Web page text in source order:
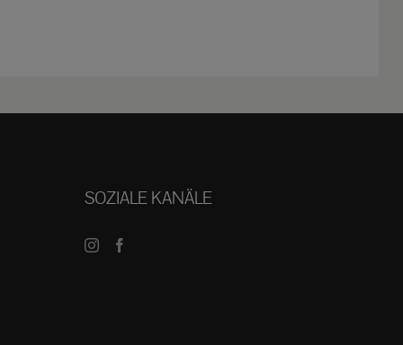
SOZIALE KANÄLE